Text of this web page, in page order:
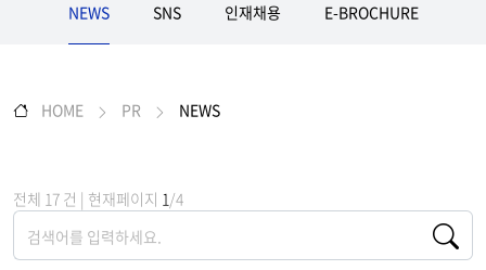
NEWS SNS 인재채용 E-BROCHURE
HOME PR NEWS
전체 17 건 | 현재페이지 1/4